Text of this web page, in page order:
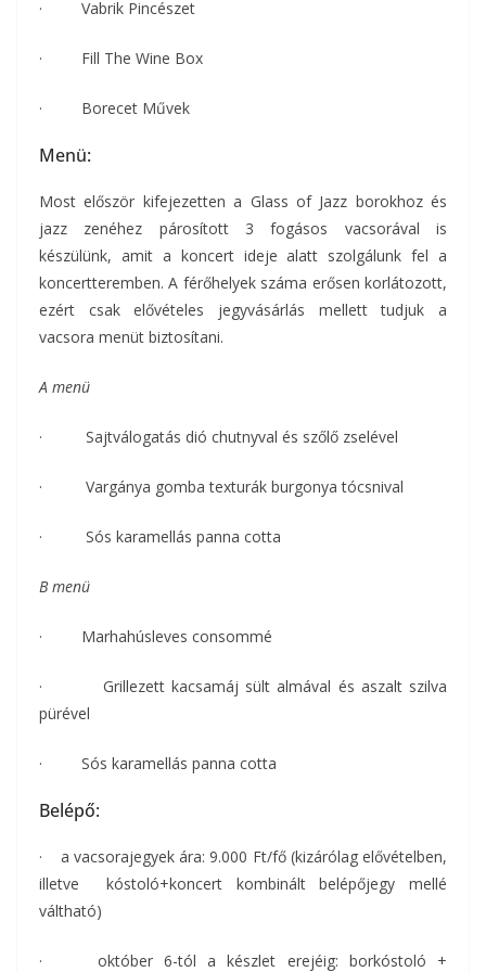
· Vabrik Pincészet
· Fill The Wine Box
· Borecet Művek
Menü:
Most először kifejezetten a Glass of Jazz borokhoz és
jazz zenéhez párosított 3 fogásos vacsorával is
készülünk, amit a koncert ideje alatt szolgálunk fel a
koncertteremben. A férőhelyek száma erősen korlátozott,
ezért csak elővételes jegyvásárlás mellett tudjuk a
vacsora menüt biztosítani.
A menü
· Sajtválogatás dió chutnyval és szőlő zselével
· Vargánya gomba texturák burgonya tócsnival
· Sós karamellás panna cotta
B menü
· Marhahúsleves consommé
· Grillezett kacsamáj sült almával és aszalt szilva
pürével
· Sós karamellás panna cotta
Belépő:
· a vacsorajegyek ára: 9.000 Ft/fő (kizárólag elővételben,
illetve kóstoló+koncert kombinált belépőjegy mellé
váltható)
· október 6-tól a készlet erejéig: borkóstoló +